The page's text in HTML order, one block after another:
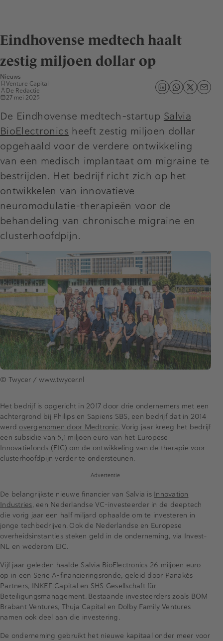
Eindhovense medtech haalt
zestig miljoen dollar op
Nieuws
Venture Capital
De Redactie
27 mei 2025
De Eindhovense medtech-startup Salvia
BioElectronics heeft zestig miljoen dollar
opgehaald voor de verdere ontwikkeling
van een medisch implantaat om migraine te
bestrijden. Het bedrijf richt zich op het
ontwikkelen van innovatieve
neuromodulatie-therapieën voor de
behandeling van chronische migraine en
clusterhoofdpijn.
© Twycer / www.twycer.nl
Het bedrijf is opgericht in 2017 door drie ondernemers met een
achtergrond bij Philips en Sapiens SBS, een bedrijf dat in 2014
werd overgenomen door Medtronic.Vorig jaar kreeg het bedrijf
een subsidie van 5,1 miljoen euro van het Europese
Innovatiefonds (EIC) om de ontwikkeling van de therapie voor
clusterhoofdpijn verder te ondersteunen.
Advertentie
De belangrijkste nieuwe financier van Salvia is Innovation
Industries, een Nederlandse VC-investeerder in de deeptech
die vorig jaar een half miljard ophaalde om te investeren in
jonge techbedrijven. Ook de Nederlandse en Europese
overheidsinstanties steken geld in de onderneming, via Invest-
NL en wederom EIC.
Vijf jaar geleden haalde Salvia BioElectronics 26 miljoen euro
op in een Serie A-financieringsronde, geleid door Panakès
Partners, INKEF Capital en SHS Gesellschaft für
Beteiligungsmanagement. Bestaande investeerders zoals BOM
Brabant Ventures, Thuja Capital en Dolby Family Ventures
namen ook deel aan die investering.
De onderneming gebruikt het nieuwe kapitaal onder meer voor